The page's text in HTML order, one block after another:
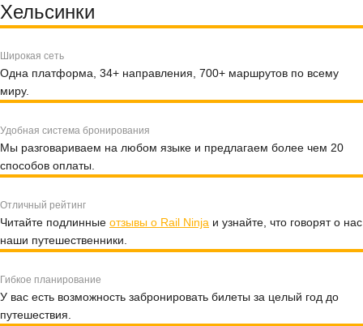
Хельсинки
Широкая сеть
Одна платформа, 34+ направления, 700+ маршрутов по всему
миру.
Удобная система бронирования
Мы разговариваем на любом языке и предлагаем более чем 20
способов оплаты.
Отличный рейтинг
Читайте подлинные отзывы о Rail Ninja и узнайте, что говорят о нас
наши путешественники.
Гибкое планирование
У вас есть возможность забронировать билеты за целый год до
путешествия.